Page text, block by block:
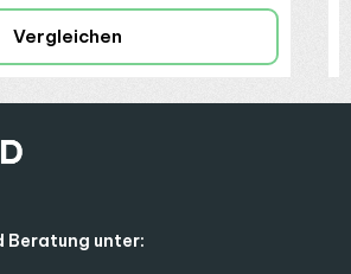
Vergleichen
Beratung unter: